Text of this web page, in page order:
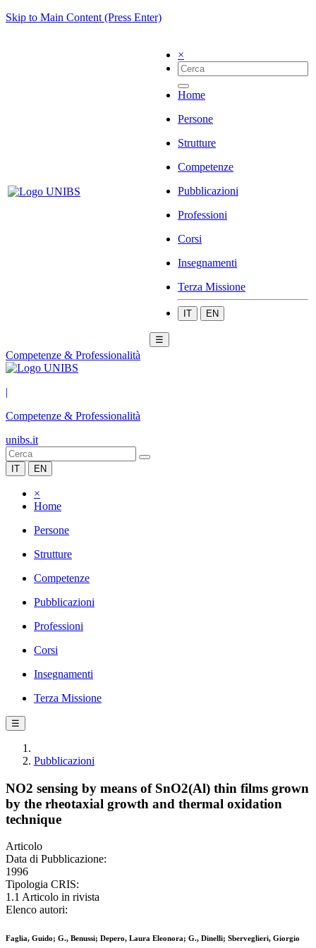
Skip to Main Content (Press Enter)
×
Home
Persone
Strutture
Competenze
Pubblicazioni
Professioni
Corsi
Insegnamenti
Terza Missione
IT EN
☰
Competenze & Professionalità
|
Competenze & Professionalità
unibs.it
IT EN
×
Home
Persone
Strutture
Competenze
Pubblicazioni
Professioni
Corsi
Insegnamenti
Terza Missione
☰
Pubblicazioni
NO2 sensing by means of SnO2(Al) thin films grown
by the rheotaxial growth and thermal oxidation
technique
Articolo
Data di Pubblicazione:
1996
Tipologia CRIS:
1.1 Articolo in rivista
Elenco autori:
Faglia, Guido; G., Benussi; Depero, Laura Eleonora; G., Dinelli; Sberveglieri, Giorgio